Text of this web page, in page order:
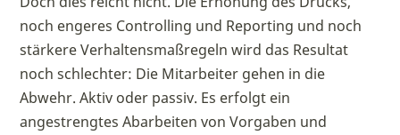
noch engeres Controlling und Reporting und noch
stärkere Verhaltensmaßregeln wird das Resultat
noch schlechter: Die Mitarbeiter gehen in die
Abwehr. Aktiv oder passiv. Es erfolgt ein
angestrengtes Abarbeiten von Vorgaben und